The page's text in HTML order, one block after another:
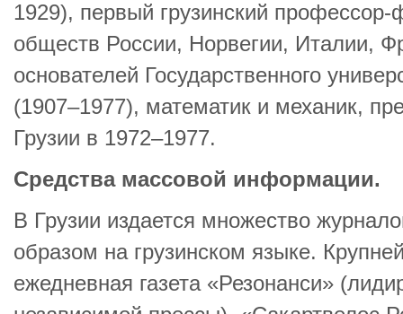
1929), первый грузинский
обществ России, Норвегии, Италии,
основателей Государственного
(1907–1977), математик и механик,
Грузии в 1972–1977.
Средства массовой информации.
В Грузии издается множество
образом на грузинском языке.
ежедневная газета «Резонанси»